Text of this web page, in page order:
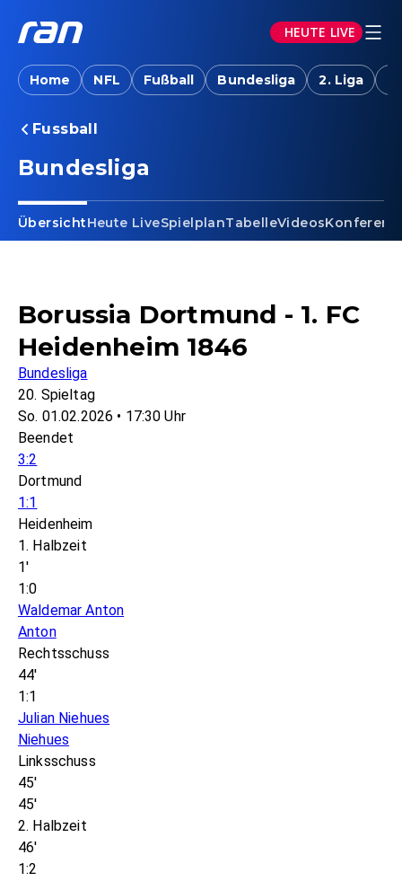
HEUTE LIVE
Home NFL Fußball Bundesliga 2. Liga
Fussball
Bundesliga
ÜbersichtHeute LiveSpielplanTabelleVideosKonferenz
Borussia Dortmund - 1. FC
Heidenheim 1846
Bundesliga
20. Spieltag
So. 01.02.2026 • 17:30 Uhr
Beendet
3:2
Dortmund
1:1
Heidenheim
1. Halbzeit
1'
1:0
Waldemar Anton
Anton
Rechtsschuss
44'
1:1
Julian Niehues
Niehues
Linksschuss
45'
45'
2. Halbzeit
46'
1:2